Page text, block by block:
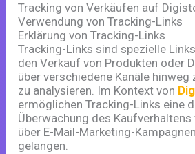
Tracking von Verkäufen auf
Verwendung von Tracking-Links
Erklärung von Tracking-Links
Tracking-Links sind spezielle
den Verkauf von Produkten oder
über verschiedene Kanäle hinweg
zu analysieren. Im Kontext von
ermöglichen Tracking-Links eine
Überwachung des Kaufverhaltens
über E-Mail-Marketing-
gelangen.